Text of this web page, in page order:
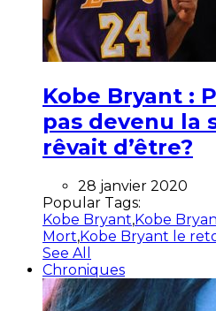
Kobe Bryant :
pas devenu la
rêvait d’être?
28 janvier 2020
Popular Tags:
Kobe Bryant,Kobe
Mort,Kobe Bryant le
See All
Chroniques